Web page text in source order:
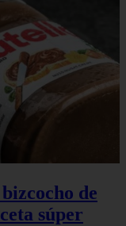
de
súper